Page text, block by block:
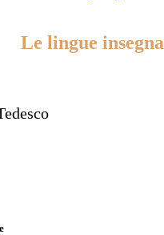
Le lingue